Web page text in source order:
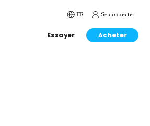
FR Se connecter
Essayer Acheter